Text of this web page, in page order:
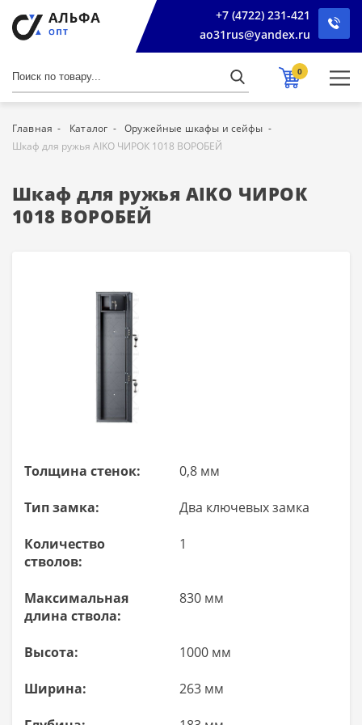
+7 (4722) 231-421
ao31rus@yandex.ru
0
Главная Каталог
Оружейные шкафы и сейфы
Шкаф для ружья AIKO ЧИРОК 1018 ВОРОБЕЙ
Шкаф для ружья AIKO ЧИРОК
1018 ВОРОБЕЙ
Толщина стенок: 0,8 мм
Тип замка: Два ключевых замка
Количество
стволов:
1
Максимальная
длина ствола:
830 мм
Высота: 1000 мм
Ширина: 263 мм